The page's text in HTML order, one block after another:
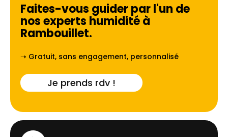
Faites-vous guider par l'un de
nos experts humidité à
Rambouillet.
➝ Gratuit, sans engagement, personnalisé
Je prends rdv !